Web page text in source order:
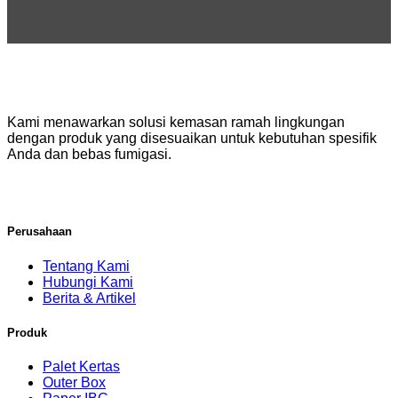
Kami menawarkan solusi kemasan ramah lingkungan
dengan produk yang disesuaikan untuk kebutuhan spesifik
Anda dan bebas fumigasi.
Perusahaan
Tentang Kami
Hubungi Kami
Berita & Artikel
Produk
Palet Kertas
Outer Box